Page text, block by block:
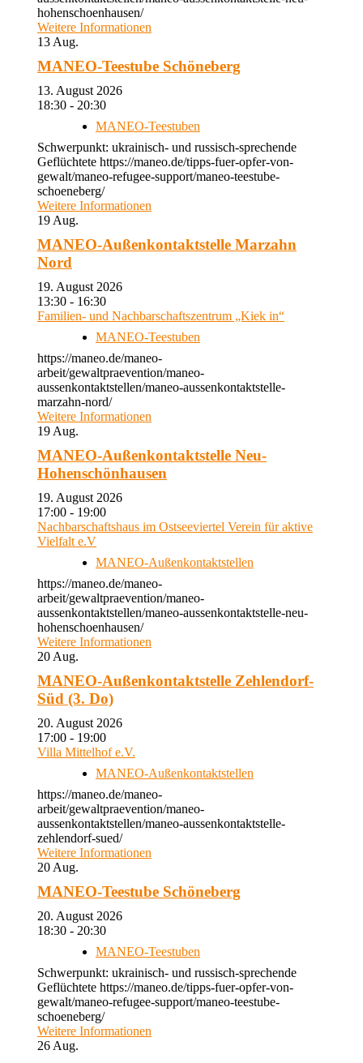
hohenschoenhausen/
Weitere Informationen
13 Aug.
MANEO-Teestube Schöneberg
13. August 2026
18:30 - 20:30
MANEO-Teestuben
Schwerpunkt: ukrainisch- und russisch-sprechende
Geflüchtete https://maneo.de/tipps-fuer-opfer-von-
gewalt/maneo-refugee-support/maneo-teestube-
schoeneberg/
Weitere Informationen
19 Aug.
MANEO-Außenkontaktstelle Marzahn
Nord
19. August 2026
13:30 - 16:30
Familien- und Nachbarschaftszentrum „Kiek in“
MANEO-Teestuben
https://maneo.de/maneo-
arbeit/gewaltpraevention/maneo-
aussenkontaktstellen/maneo-aussenkontaktstelle-
marzahn-nord/
Weitere Informationen
19 Aug.
MANEO-Außenkontaktstelle Neu-
Hohenschönhausen
19. August 2026
17:00 - 19:00
Nachbarschaftshaus im Ostseeviertel Verein für aktive
Vielfalt e.V
MANEO-Außenkontaktstellen
https://maneo.de/maneo-
arbeit/gewaltpraevention/maneo-
aussenkontaktstellen/maneo-aussenkontaktstelle-neu-
hohenschoenhausen/
Weitere Informationen
20 Aug.
MANEO-Außenkontaktstelle Zehlendorf-
Süd (3. Do)
20. August 2026
17:00 - 19:00
Villa Mittelhof e.V.
MANEO-Außenkontaktstellen
https://maneo.de/maneo-
arbeit/gewaltpraevention/maneo-
aussenkontaktstellen/maneo-aussenkontaktstelle-
zehlendorf-sued/
Weitere Informationen
20 Aug.
MANEO-Teestube Schöneberg
20. August 2026
18:30 - 20:30
MANEO-Teestuben
Schwerpunkt: ukrainisch- und russisch-sprechende
Geflüchtete https://maneo.de/tipps-fuer-opfer-von-
gewalt/maneo-refugee-support/maneo-teestube-
schoeneberg/
Weitere Informationen
26 Aug.